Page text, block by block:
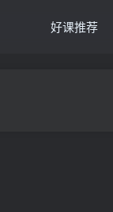
好课推荐